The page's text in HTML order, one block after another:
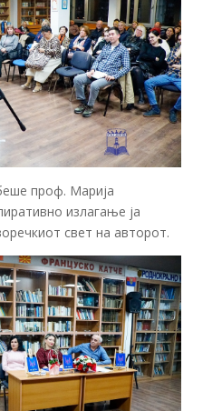
проф. Марија
излагање ја
свет на авторот.